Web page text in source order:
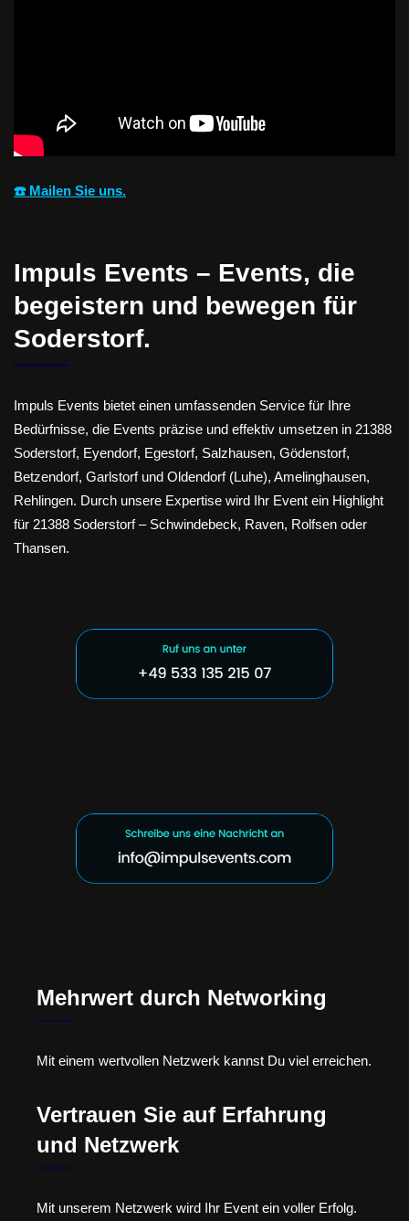
☎️ Mailen Sie uns.
Impuls Events – Events, die
begeistern und bewegen für
Soderstorf.
Impuls Events bietet einen umfassenden Service für Ihre
Bedürfnisse, die Events präzise und effektiv umsetzen in 21388
Soderstorf, Eyendorf, Egestorf, Salzhausen, Gödenstorf,
Betzendorf, Garlstorf und Oldendorf (Luhe), Amelinghausen,
Rehlingen. Durch unsere Expertise wird Ihr Event ein Highlight
für 21388 Soderstorf – Schwindebeck, Raven, Rolfsen oder
Thansen.
Mehrwert durch Networking
Mit einem wertvollen Netzwerk kannst Du viel erreichen.
Vertrauen Sie auf Erfahrung
und Netzwerk
Mit unserem Netzwerk wird Ihr Event ein voller Erfolg.